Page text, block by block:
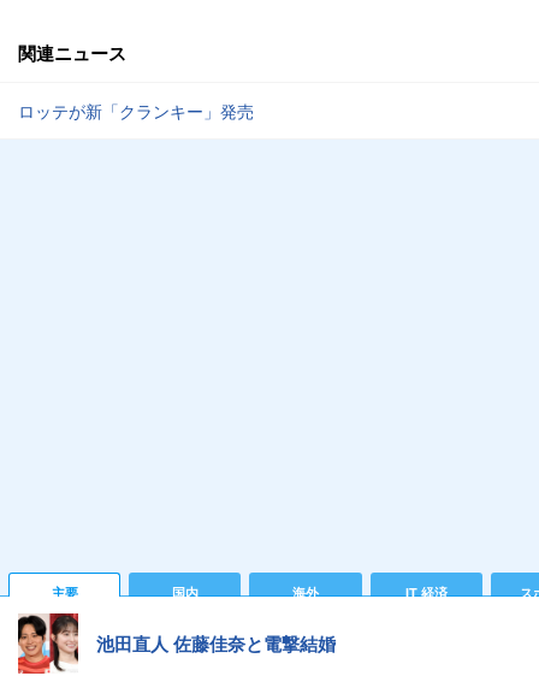
関連ニュース
ロッテが新「クランキー」発売
主要 国内 海外 IT 経済 ス
池田直人 佐藤佳奈と電撃結婚